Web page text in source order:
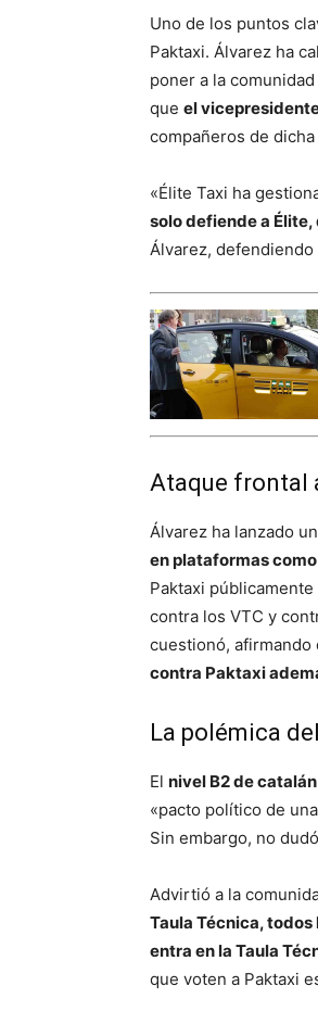
Uno de los puntos
Paktaxi. Álvarez ha
poner a la
que el
compañeros de
«Élite Taxi ha
solo defiende a
Álvarez,
Ataque frontal
Álvarez ha lanzado
en plataformas
Paktaxi
contra los VTC y
cuestionó, afirmando
contra Paktaxi
La polémica
El nivel B2 de catalán
«pacto político de
Sin embargo, no
Advirtió a la
Taula Técnica,
entra en la Taula
que voten a Paktaxi